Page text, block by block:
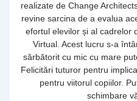
realizate de Change
revine sarcina de a evalua
efortul elevilor și al cadrelor
Virtual. Acest lucru s-a
sărbătorit cu mic cu mare
Felicitări tuturor pentru
pentru viitorul copiilor.
schimbare